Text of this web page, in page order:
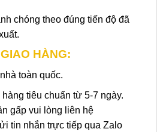
chóng theo đúng tiến độ đã
HÀNG:
toàn quốc.
tiêu chuẩn từ 5-7 ngày.
gấp vui lòng liên hệ
tin nhắn trực tiếp qua Zalo